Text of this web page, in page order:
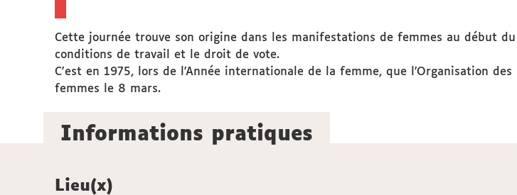
Cette journée trouve son origine dans les manifestations de femmes au début
conditions de travail et le droit de vote.
C'est en 1975, lors de l'Année internationale de la femme, que l'Organisation
femmes le 8 mars.
Informations pratiques
Lieu(x)